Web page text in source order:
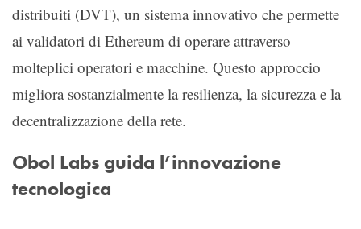
distribuiti (DVT), un sistema innovativo che permette
ai validatori di Ethereum di operare attraverso
molteplici operatori e macchine. Questo approccio
migliora sostanzialmente la resilienza, la sicurezza e la
decentralizzazione della rete.
Obol Labs guida l’innovazione
tecnologica